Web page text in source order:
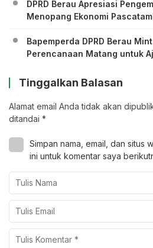
DPRD Berau Apresiasi
Menopang Ekonomi
Bapemperda DPRD Berau
Perencanaan Matang untuk
Tinggalkan Balasan
Alamat email Anda tidak akan
ditandai *
Simpan nama, email, dan situs
ini untuk komentar saya